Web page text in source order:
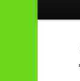
メ